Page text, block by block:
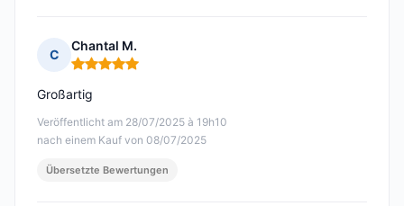
C
Chantal M.
Hinweis: 5 von 5
Veröffentlicht am 28/07/2025 à 19h10
nach einem Kauf von 08/07/2025
Großartig
Übersetzte Bewertungen